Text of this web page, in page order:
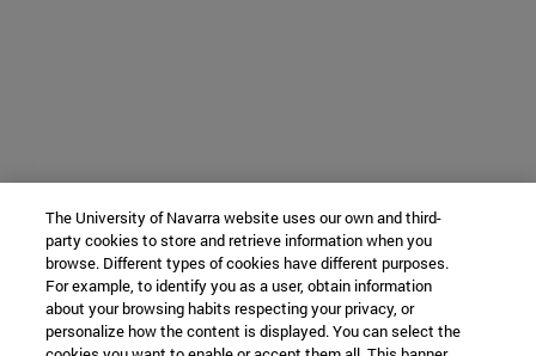
The University of Navarra website uses our own and third-
party cookies to store and retrieve information when you
browse. Different types of cookies have different purposes.
For example, to identify you as a user, obtain information
about your browsing habits respecting your privacy, or
personalize how the content is displayed. You can select the